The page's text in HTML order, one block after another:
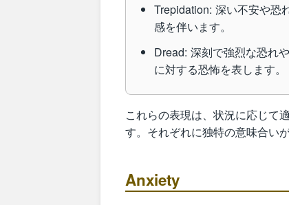
Trepidation: 深い不安や恐
感を伴います。
Dread: 深刻で強烈な恐れ
に対する恐怖を表します。
これらの表現は、状況に応じて
す。それぞれに独特の意味合い
Anxiety